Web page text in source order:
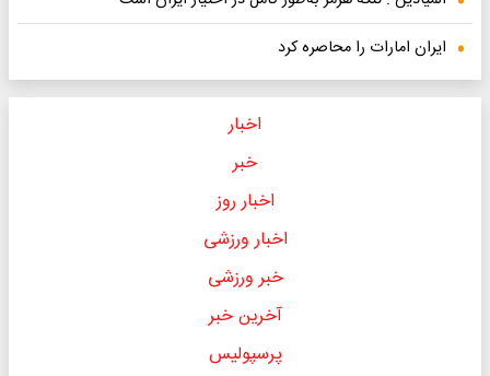
ایران امارات را محاصره کرد
اخبار
خبر
اخبار روز
اخبار ورزشی
خبر ورزشی
آخرین خبر
پرسپولیس